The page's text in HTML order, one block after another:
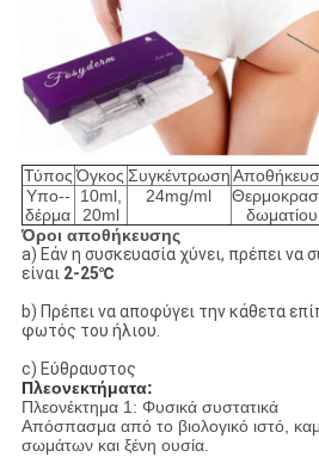
Τύπος Όγκος Συγκέντρωση
Υπο--
δέρμα
10ml,
20ml
24mg/ml
δωματίου
Όροι αποθήκευσης
a) Εάν η συσκευασία χύνει, πρέπει να
είναι 2-25℃
b) Πρέπει να αποφύγει την κάθετα
φωτός του ήλιου.
c) Εύθραυστος
Πλεονεκτήματα:
Πλεονέκτημα 1: Φυσικά συστατικά
Απόσπασμα από το βιολογικό ιστό,
σωμάτων και ξένη ουσία.